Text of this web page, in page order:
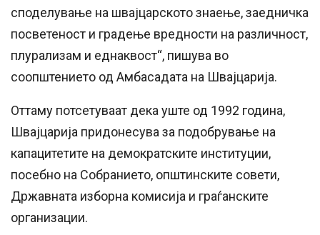
споделување на швајцарското знаење, заедничка
посветеност и градење вредности на различност,
плурализам и еднаквост“, пишува во
соопштението од Амбасадата на Швајцарија.
Оттаму потсетуваат дека уште од 1992 година,
Швајцарија придонесува за подобрување на
капацитетите на демократските институции,
посебно на Собранието, општинските совети,
Државната изборна комисија и граѓанските
организации.